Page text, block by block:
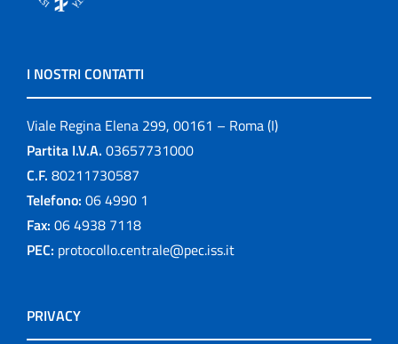
I NOSTRI CONTATTI
Viale Regina Elena 299, 00161 – Roma (I)
Partita I.V.A. 03657731000
C.F. 80211730587
Telefono: 06 4990 1
Fax: 06 4938 7118
PEC: protocollo.centrale@pec.iss.it
PRIVACY